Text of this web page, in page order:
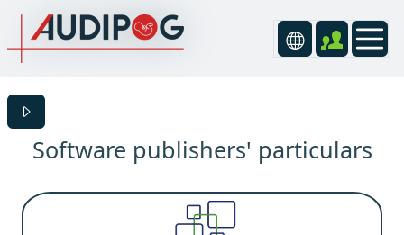
Software publishers' particulars